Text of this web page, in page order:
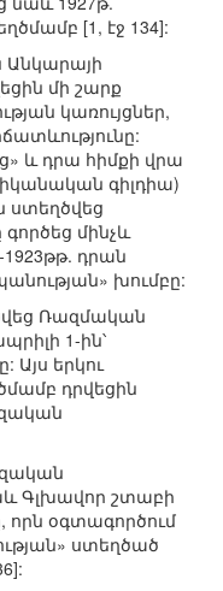
[1, էջ 134]:
Անկարայի
մի շարք
կառույցներ,
և դրա հիմքի վրա
գիլդիա)
ստեղծվեց
մինչև
1923թթ. դրան
խումբը:
Ռազմական
1-ին՝
Այս երկու
դրվեցին
Գլխավոր շտաբի
որն օգտագործում
ստեղծած